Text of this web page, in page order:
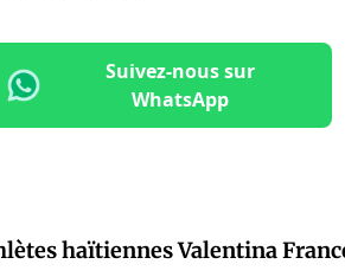
Suivez-nous sur
WhatsApp
haïtiennes Valentina